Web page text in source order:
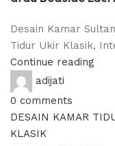
Desain Kamar
Tidur Ukir Klasik,
Continue reading
adijati
0 comments
DESAIN KAMAR
KLASIK